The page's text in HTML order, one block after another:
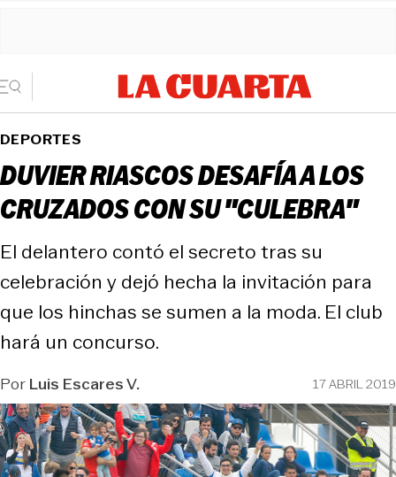
DEPORTES
DUVIER RIASCOS DESAFÍA A LOS
CRUZADOS CON SU "CULEBRA"
El delantero contó el secreto tras su
celebración y dejó hecha la invitación para
que los hinchas se sumen a la moda. El club
hará un concurso.
PorLuis Escares V. 17 ABRIL 2019